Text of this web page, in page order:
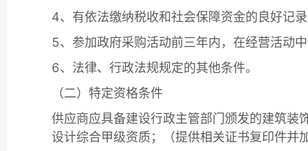
4、有依法缴纳税收和社会保障资金的良好记
5、参加政府采购活动前三年内，在经营活动
6、法律、行政法规规定的其他条件。
（二）特定资格条件
供应商应具备建设行政主管部门颁发的建筑装
设计综合甲级资质；（提供相关证书复印件并